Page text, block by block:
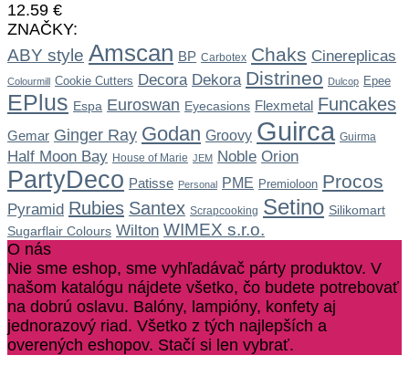
12.59 €
ZNAČKY:
ABY style Amscan BP Carbotex Chaks Cinereplicas
Colourmill Cookie Cutters Decora Dekora Distrineo Dulcop Epee
EPlus Espa Euroswan Eyecasions Flexmetal Funcakes
Gemar Ginger Ray Godan Groovy Guirca Guirma
Half Moon Bay House of Marie JEM Noble Orion
PartyDeco Patisse Personal PME Premioloon Procos
Pyramid Rubies Santex Scrapcooking Setino Silikomart
Sugarflair Colours Wilton WIMEX s.r.o.
O nás
Nie sme eshop, sme vyhľadávač párty produktov. V
našom katalógu nájdete všetko, čo budete potrebovať
na dobrú oslavu. Balóny, lampióny, konfety aj
jednorazový riad. Všetko z tých najlepších a
overených eshopov. Stačí si len vybrať.